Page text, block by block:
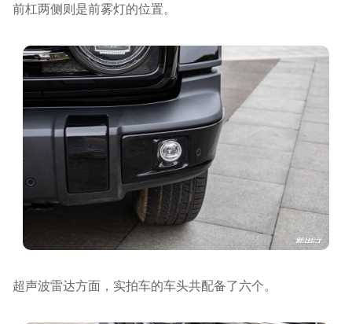
前杠两侧则是前雾灯的位置。
超声波雷达方面，实拍车的车头共配备了六个。